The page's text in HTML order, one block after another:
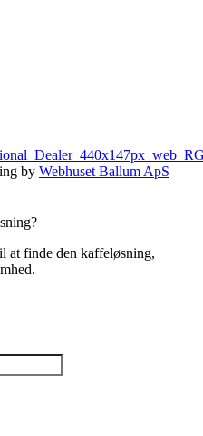
by Webhuset Ballum ApS
at finde den kaffeløsning,